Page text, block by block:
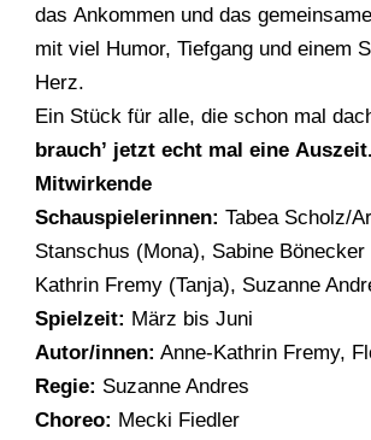
das Ankommen und das
mit viel Humor, Tiefgang und einem
Herz.
Ein Stück für alle, die schon mal
brauch’ jetzt echt mal eine
Mitwirkende
Schauspielerinnen: Tabea Scholz/
Stanschus (Mona), Sabine Bönecker
Kathrin Fremy (Tanja), Suzanne
Spielzeit: März bis Juni
Autor/innen: Anne-Kathrin Fremy,
Regie: Suzanne Andres
Choreo: Mecki Fiedler